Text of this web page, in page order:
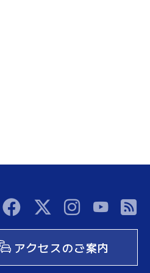
アクセスのご案内